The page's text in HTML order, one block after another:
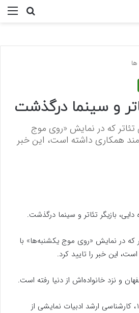
و سینما درگذشت
تئاتر که در نمایش «روی موج
همکاری داشته است، این خبر
دایی، بازیگر تئاتر و سینما درگذشت.
که در نمایش «روی موج یکشنبه‌ها» با
این خبر را تایید کرد.
و نزد خانواده‌اش از دنیا رفته است.
مژده دایی متولد سال ۱۳۶۶، کارشناسی ارشد ادبیات نمایشی از